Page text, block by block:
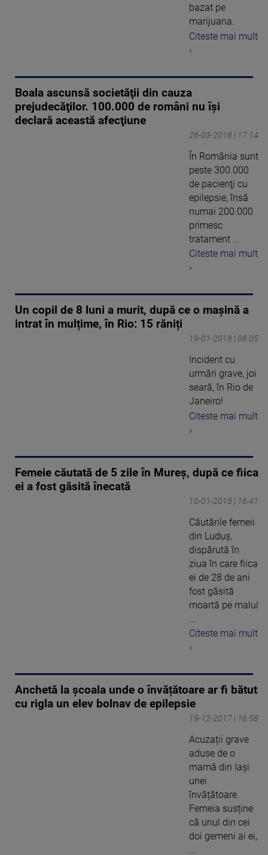
bazat pe
marijuana.
Citeste mai mult
›
Boala ascunsă societăţii din cauza
prejudecăţilor. 100.000 de români nu îşi
declară această afecţiune
26-03-2018 | 17:14
În România sunt
peste 300.000
de pacienţi cu
epilepsie, însă
numai 200.000
primesc
tratament ...
Citeste mai mult
›
Un copil de 8 luni a murit, după ce o mașină a
intrat în mulțime, în Rio: 15 răniți
19-01-2018 | 08:05
Incident cu
urmări grave, joi
seară, în Rio de
Janeiro!
Citeste mai mult
›
Femeie căutată de 5 zile în Mureş, după ce fiica
ei a fost găsită înecată
10-01-2018 | 16:41
Căutările femeii
din Luduș,
dispărută în
ziua în care fiica
ei de 28 de ani
fost găsită
moartă pe malul
Citeste mai mult
›
Anchetă la școala unde o învățătoare ar fi bătut
cu rigla un elev bolnav de epilepsie
19-12-2017 | 16:58
Acuzații grave
aduse de o
mamă din Iași
unei
învățătoare.
Femeia susține
că unul din cei
doi gemeni ai ei,
...